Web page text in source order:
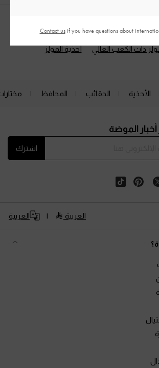
ذات الكعب العالي أحذية المولز
الأحذية الحقائب المحافظ
الموضة
اشترك
العربية العربية
Contact usif you have questions about